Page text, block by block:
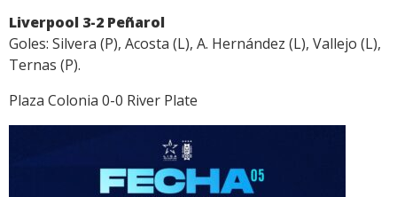
Liverpool 3-2 Peñarol
Goles: Silvera (P), Acosta (L), A. Hernández (L), Vallejo (L),
Ternas (P).
Plaza Colonia 0-0 River Plate